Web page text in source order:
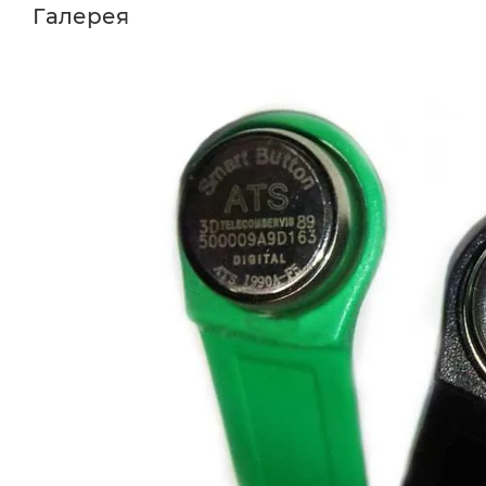
Галерея